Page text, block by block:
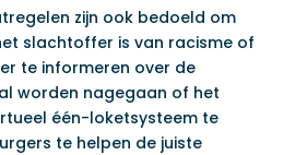
zijn ook bedoeld om
slachtoffer is van racisme of
te informeren over de
worden nagegaan of het
één-loketsysteem te
te helpen de juiste